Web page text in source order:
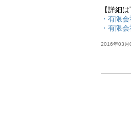
【詳細
・有限
・有限
2016年03月